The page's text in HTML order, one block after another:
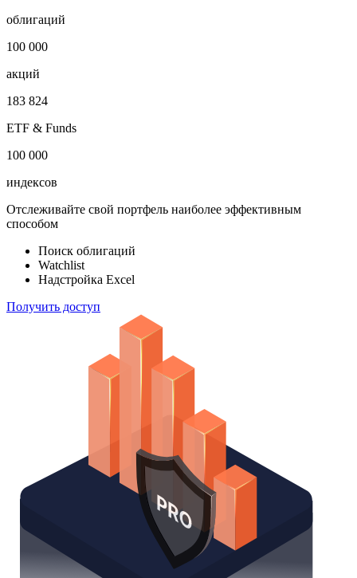
облигаций
100 000
акций
183 824
ETF & Funds
100 000
индексов
Отслеживайте свой портфель наиболее эффективным
способом
Поиск облигаций
Watchlist
Надстройка Excel
Получить доступ